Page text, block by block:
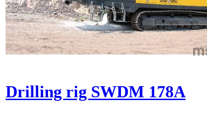
Drilling rig SWDM 178A